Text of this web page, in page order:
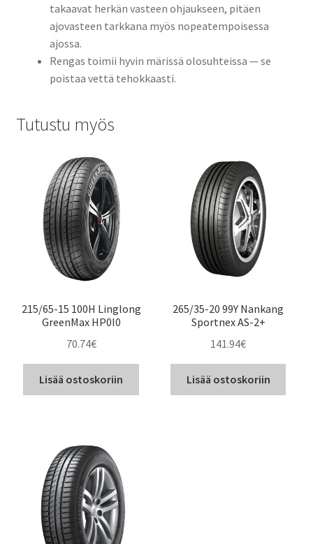
takaavat herkän vasteen ohjaukseen, pitäen
ajovasteen tarkkana myös nopeatempoisessa
ajossa.
Rengas toimii hyvin märissä olosuhteissa — se
poistaa vettä tehokkaasti.
Tutustu myös
215/65-15 100H Linglong
GreenMax HP0I0
70.74€
Lisää ostoskoriin
265/35-20 99Y Nankang
Sportnex AS-2+
141.94€
Lisää ostoskoriin